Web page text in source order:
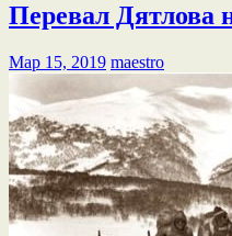
Перевал Дятлова
Мар 15, 2019 maestro